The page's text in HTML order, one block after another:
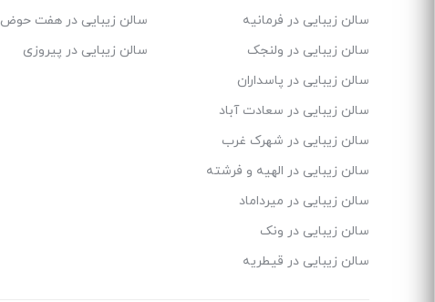
سالن زیبایی در فرمانیه
سالن زیبایی در ولنجک
سالن زیبایی در پاسداران
سالن زیبایی در سعادت آباد
سالن زیبایی در شهرک غرب
سالن زیبایی در الهیه و فرشته
سالن زیبایی در میرداماد
سالن زیبایی در ونک
سالن زیبایی در قیطریه
سالن زیبایی در هفت حوض
سالن زیبایی در پیروزی